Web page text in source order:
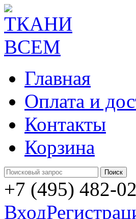
Главная
Оплата и
Контакты
Корзина
+7 (495) 482-
Вход